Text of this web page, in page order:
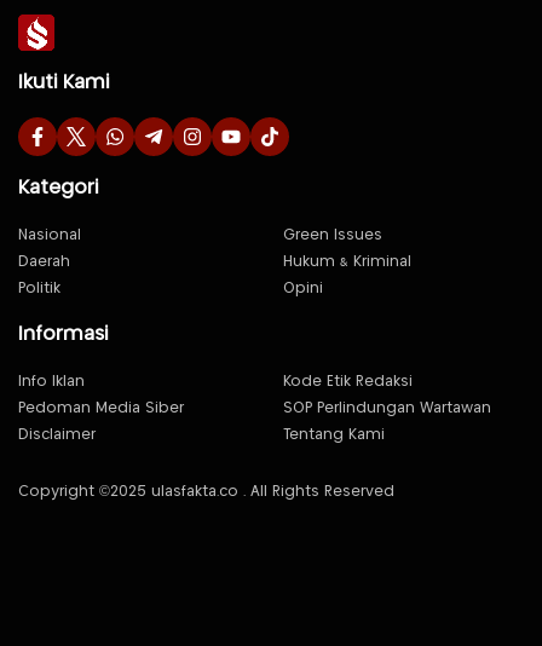
Ikuti Kami
Kategori
Nasional
Green Issues
Daerah
Hukum & Kriminal
Politik
Opini
Informasi
Info Iklan
Kode Etik Redaksi
Pedoman Media Siber
SOP Perlindungan Wartawan
Disclaimer
Tentang Kami
Copyright ©2025 ulasfakta.co . All Rights Reserved